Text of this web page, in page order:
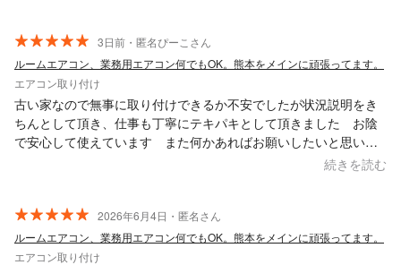
3日前・匿名ぴーこさん
ルームエアコン、業務用エアコン何でもOK。熊本をメインに頑張ってます。
エアコン取り付け
古い家なので無事に取り付けできるか不安でしたが状況説明をき
ちんとして頂き、仕事も丁寧にテキパキとして頂きました お陰
で安心して使えています また何かあればお願いしたいと思いま
続きを読む
2026年6月4日・匿名さん
ルームエアコン、業務用エアコン何でもOK。熊本をメインに頑張ってます。
エアコン取り付け